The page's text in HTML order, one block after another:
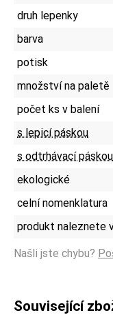
druh lepenky
barva
potisk
množství na paletě
počet ks v balení
s lepicí páskou
s odtrhávací páskou
ekologické
celní nomenklatura
produkt naleznete
Našli jste chybu?
Související